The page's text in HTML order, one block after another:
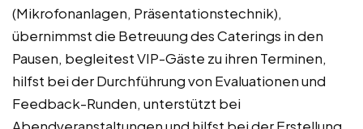
(Mikrofonanlagen, Präsentationstechnik),
übernimmst die Betreuung des Caterings in den
Pausen, begleitest VIP-Gäste zu ihren Terminen,
hilfst bei der Durchführung von Evaluationen und
Feedback-Runden, unterstützt bei